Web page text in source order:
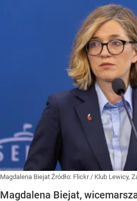
Magdalena Biejat Źródło: Flickr/ Klub Lewicy,
Magdalena Biejat,